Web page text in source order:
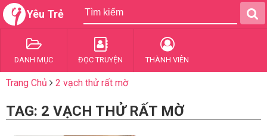
Yêu Trẻ
DANH MỤC ĐỌC TRUYỆN THÀNH VIÊN
Trang Chủ 2 vạch thử rất mờ
TAG: 2 VẠCH THỬ RẤT MỜ